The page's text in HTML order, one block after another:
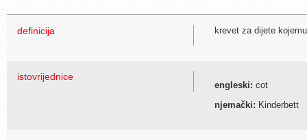
definicija krevet za dijete
istovrijednice
engleski: cot
njemački: Kinderbett